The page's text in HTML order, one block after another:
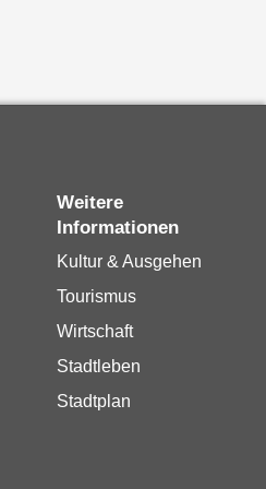
Weitere
Informationen
Kultur & Ausgehen
Tourismus
Wirtschaft
Stadtleben
Stadtplan